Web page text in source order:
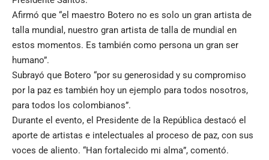
Afirmó que “el maestro Botero no es solo un gran artista de
talla mundial, nuestro gran artista de talla de mundial en
estos momentos. Es también como persona un gran ser
humano”.
Subrayó que Botero “por su generosidad y su compromiso
por la paz es también hoy un ejemplo para todos nosotros,
para todos los colombianos”.
Durante el evento, el Presidente de la República destacó el
aporte de artistas e intelectuales al proceso de paz, con sus
voces de aliento. “Han fortalecido mi alma”, comentó.